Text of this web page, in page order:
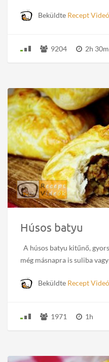
Beküldte Recept
9204 2h
Húsos batyu
A húsos batyu kitűnő,
még másnapra is suliba
Beküldte Recept
1971 1h